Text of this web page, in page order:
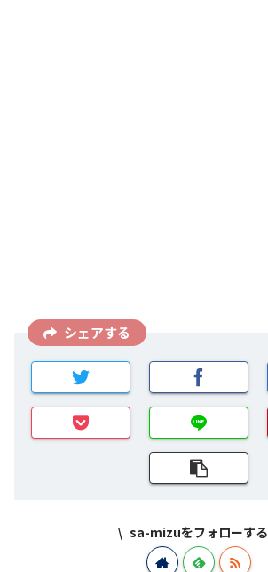
シェアする
sa-mizuをフォローする